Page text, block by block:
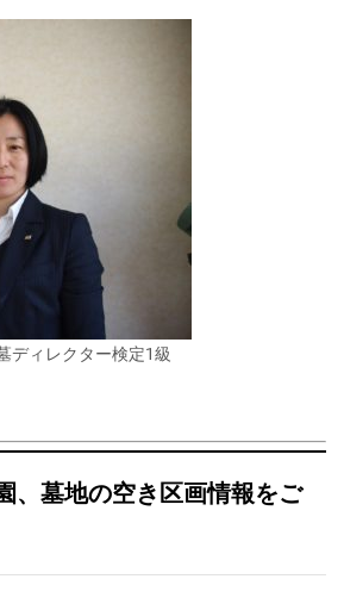
ディレクター検定1級
、墓地の空き区画情報をご